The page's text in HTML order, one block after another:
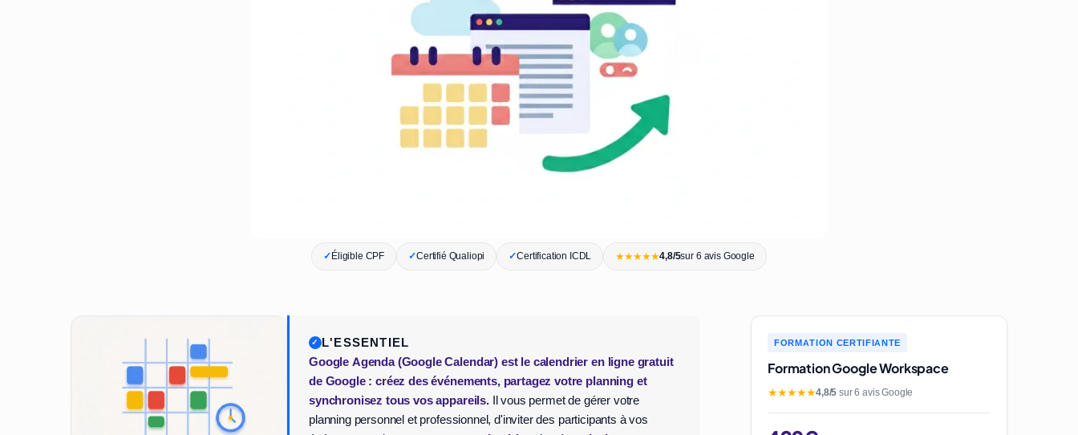
✓Éligible CPF ✓Certifié Qualiopi ✓Certification ICDL ★★★★★4,8/5sur 6 avis Google
L'ESSENTIEL
Google Agenda (Google Calendar) est le calendrier en ligne gratuit
de Google : créez des événements, partagez votre planning et
synchronisez tous vos appareils.Il vous permet de gérer votre
planning personnel et professionnel, d'inviter des participants à vos
FORMATION CERTIFIANTE
Formation Google Workspace
★★★★★4,8/5sur 6 avis Google